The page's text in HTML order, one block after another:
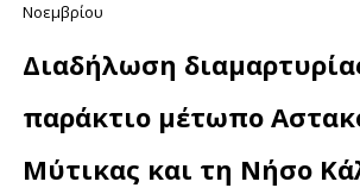
Νοεμβρίου
Διαδήλωση
παράκτιο μέτωπο
Μύτικας και τη Νήσο